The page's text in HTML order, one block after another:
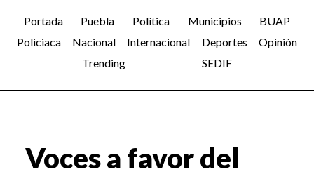
Portada Puebla Política Municipios
BUAP
Policiaca
Nacional Internacional Deportes
Opinión
Trending
SEDIF
Voces a favor del